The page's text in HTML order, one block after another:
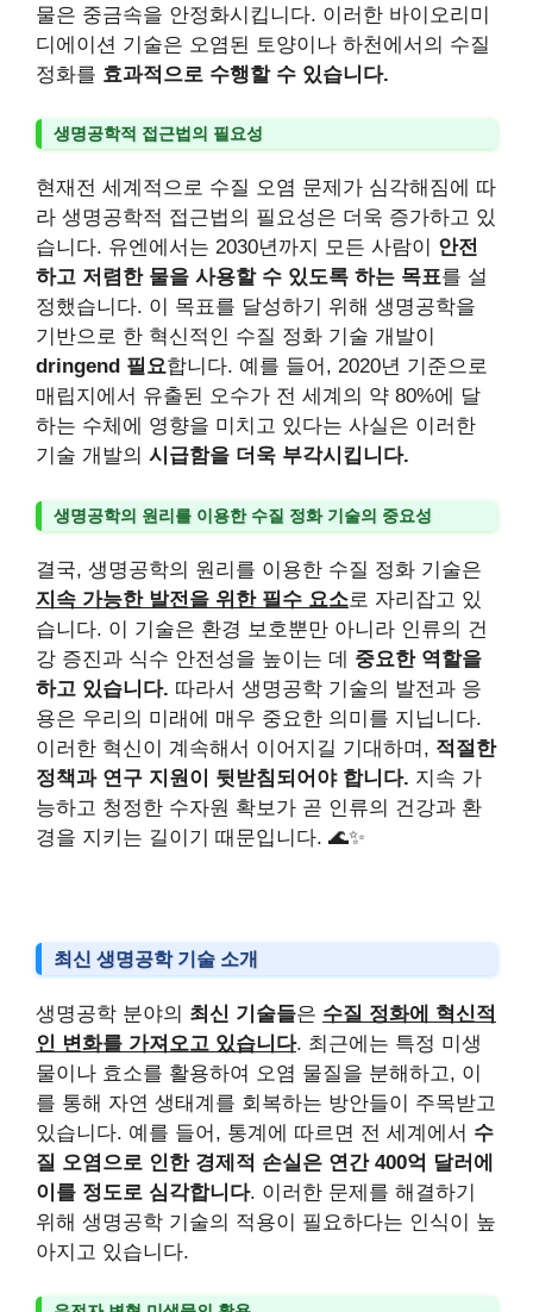
물은 중금속을 안정화시킵니다. 이러한 바이오리미
디에이션 기술은 오염된 토양이나 하천에서의 수질
정화를 효과적으로 수행할 수 있습니다.
생명공학적 접근법의 필요성
현재전 세계적으로 수질 오염 문제가 심각해짐에 따
라 생명공학적 접근법의 필요성은 더욱 증가하고 있
습니다. 유엔에서는 2030년까지 모든 사람이 안전
하고 저렴한 물을 사용할 수 있도록 하는 목표를 설
정했습니다. 이 목표를 달성하기 위해 생명공학을
기반으로 한 혁신적인 수질 정화 기술 개발이
dringend 필요합니다. 예를 들어, 2020년 기준으로
매립지에서 유출된 오수가 전 세계의 약 80%에 달
하는 수체에 영향을 미치고 있다는 사실은 이러한
기술 개발의 시급함을 더욱 부각시킵니다.
생명공학의 원리를 이용한 수질 정화 기술의 중요성
결국, 생명공학의 원리를 이용한 수질 정화 기술은
지속 가능한 발전을 위한 필수 요소로 자리잡고 있
습니다. 이 기술은 환경 보호뿐만 아니라 인류의 건
강 증진과 식수 안전성을 높이는 데 중요한 역할을
하고 있습니다. 따라서 생명공학 기술의 발전과 응
용은 우리의 미래에 매우 중요한 의미를 지닙니다.
이러한 혁신이 계속해서 이어지길 기대하며, 적절한
정책과 연구 지원이 뒷받침되어야 합니다. 지속 가
능하고 청정한 수자원 확보가 곧 인류의 건강과 환
경을 지키는 길이기 때문입니다. 🌊✨
최신 생명공학 기술 소개
생명공학 분야의 최신 기술들은 수질 정화에 혁신적
인 변화를 가져오고 있습니다. 최근에는 특정 미생
물이나 효소를 활용하여 오염 물질을 분해하고, 이
를 통해 자연 생태계를 회복하는 방안들이 주목받고
있습니다. 예를 들어, 통계에 따르면 전 세계에서 수
질 오염으로 인한 경제적 손실은 연간 400억 달러에
이를 정도로 심각합니다. 이러한 문제를 해결하기
위해 생명공학 기술의 적용이 필요하다는 인식이 높
아지고 있습니다.